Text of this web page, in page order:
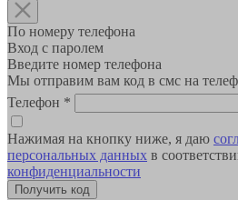
По номеру телефона
Вход с паролем
Введите номер телефона
Мы отправим вам код в смс на
Телефон *
Нажимая на кнопку ниже, я даю
персональных данных в
конфиденциальности